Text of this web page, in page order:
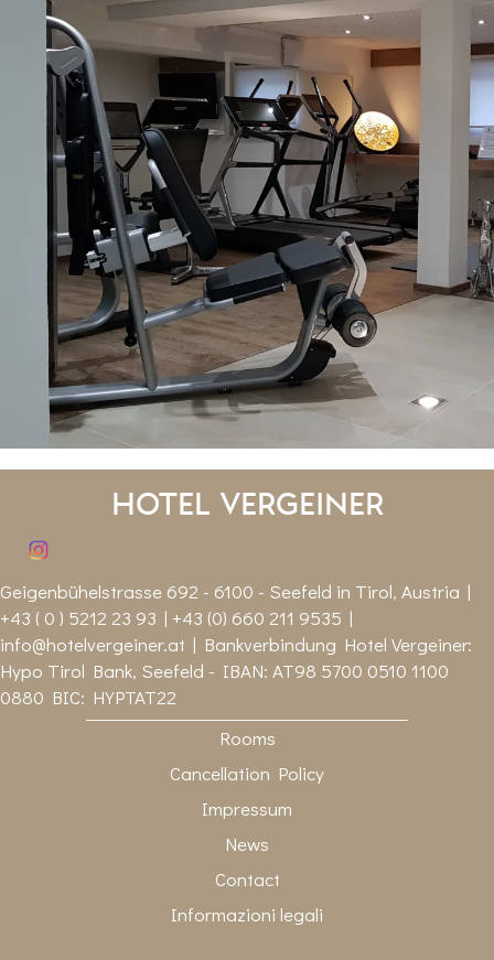
Hotel Vergeiner
Geigenbühelstrasse 692 - 6100 - Seefeld in Tirol, Austria |
+43 ( 0 ) 5212 23 93 | +43 (0) 660 211 9535 |
info@hotelvergeiner.at | Bankverbindung Hotel Vergeiner:
Hypo Tirol Bank, Seefeld - IBAN: AT98 5700 0510 1100
0880 BIC: HYPTAT22
Rooms
Cancellation Policy
Impressum
News
Contact
Informazioni legali